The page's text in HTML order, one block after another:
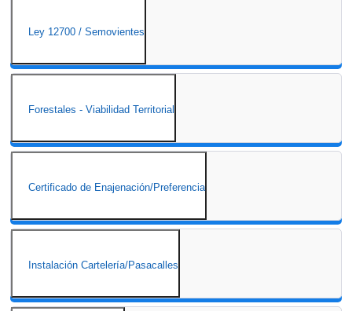
Ley 12700 / Semovientes
Forestales - Viabilidad Territorial
Certificado de Enajenación/Preferencia
Instalación Cartelería/Pasacalles